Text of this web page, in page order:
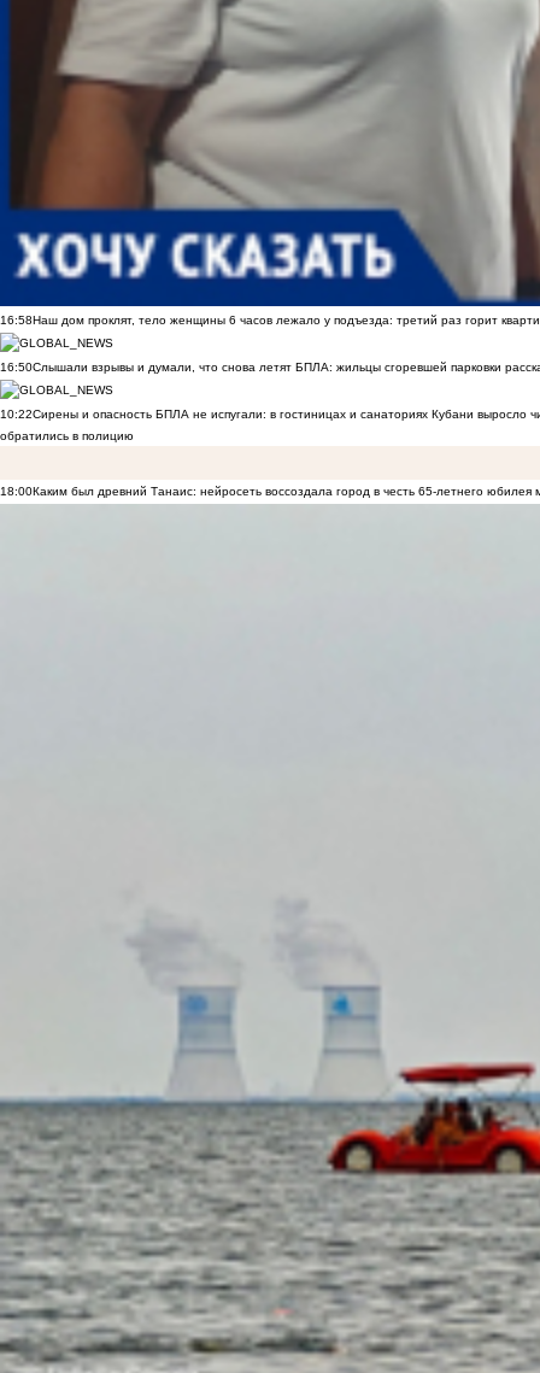
16:58Наш дом проклят, тело женщины 6 часов лежало у подъезда: третий раз горит
16:50Слышали взрывы и думали, что снова летят БПЛА: жильцы сгоревшей парковки
10:22Сирены и опасность БПЛА не испугали: в гостиницах и санаториях Кубани выросло
обратились в полицию
18:00Каким был древний Танаис: нейросеть воссоздала город в честь 65-летнего юбилея